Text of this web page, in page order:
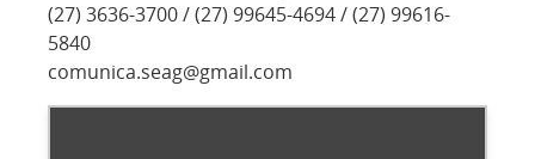
(27) 3636-3700 / (27) 99645-4694 / (27) 99616-
5840
comunica.seag@gmail.com